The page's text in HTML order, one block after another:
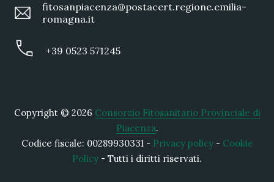
fitosanpiacenza@postacert.regione.emilia-
romagna.it
+39 0523 571245
Copyright © 2026 Consorzio Fitosanitario Provinciale di
Piacenza.
Codice fiscale: 00289930331 - Privacy policy- Cookie
Policy - Tutti i diritti riservati.